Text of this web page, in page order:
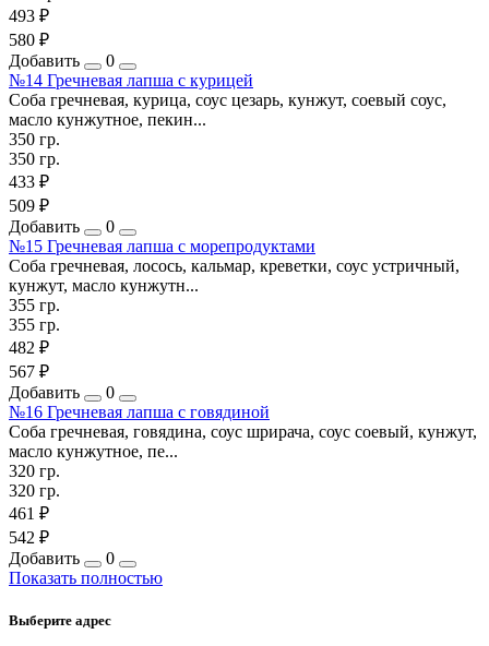
493 ₽
580 ₽
Добавить
0
№14 Гречневая лапша с курицей
Соба гречневая, курица, соус цезарь, кунжут, соевый соус,
масло кунжутное, пекин...
350 гр.
350 гр.
433 ₽
509 ₽
Добавить
0
№15 Гречневая лапша с морепродуктами
Соба гречневая, лосось, кальмар, креветки, соус устричный,
кунжут, масло кунжутн...
355 гр.
355 гр.
482 ₽
567 ₽
Добавить
0
№16 Гречневая лапша с говядиной
Соба гречневая, говядина, соус шрирача, соус соевый, кунжут,
масло кунжутное, пе...
320 гр.
320 гр.
461 ₽
542 ₽
Добавить
0
Показать полностью
Выберите адрес